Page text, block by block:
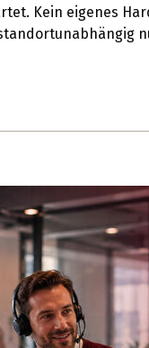
Kein eigenes